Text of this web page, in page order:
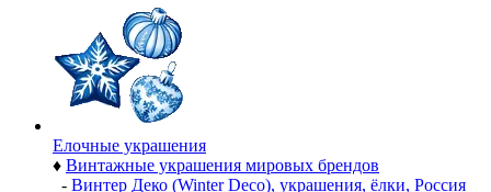
Елочные украшения
♦ Винтажные украшения мировых брендов
- Винтер Деко (Winter Deco), украшения, ёлки, Россия